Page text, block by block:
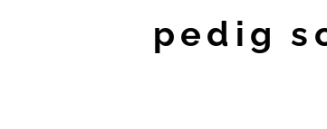
pedig